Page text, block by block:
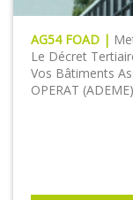
AG54 FOAD |
Le Décret
Vos Bâtiments
OPERAT (ADEME)